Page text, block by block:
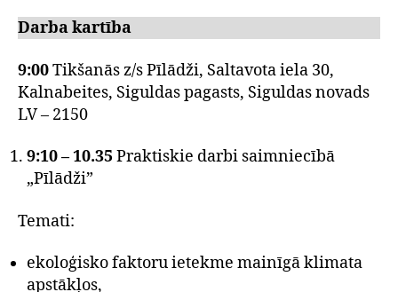
Darba kartība
9:00Tikšanās z/s Pīlādži, Saltavota iela 30,
Kalnabeites, Siguldas pagasts, Siguldas novads
LV – 2150
9:10 – 10.35 Praktiskie darbi saimniecībā
„Pīlādži”
Temati:
ekoloģisko faktoru ietekme mainīgā klimata
apstākļos,